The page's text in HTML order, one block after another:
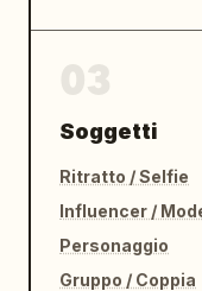
Soggetti
Ritratto / Selfie
Influencer /
Personaggio
Gruppo / Coppia